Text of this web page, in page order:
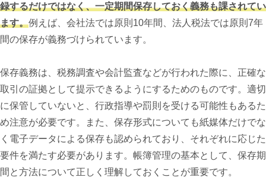
録するだけではなく、一定期間保存しておく義務も課されてい
ます。例えば、会社法では原則10年間、法人税法では原則7年
間の保存が義務づけられています。
保存義務は、税務調査や会計監査などが行われた際に、正確な
取引の証拠として提示できるようにするためのものです。適切
に保管していないと、行政指導や罰則を受ける可能性もあるた
め注意が必要です。また、保存形式についても紙媒体だけでな
く電子データによる保存も認められており、それぞれに応じた
要件を満たす必要があります。帳簿管理の基本として、保存期
間と方法について正しく理解しておくことが重要です。